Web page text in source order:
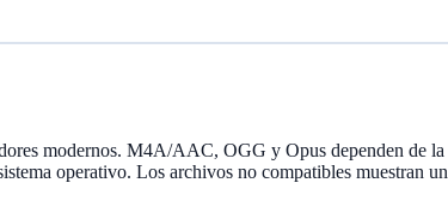
modernos. M4A/AAC, OGG y Opus dependen de la
operativo. Los archivos no compatibles muestran un